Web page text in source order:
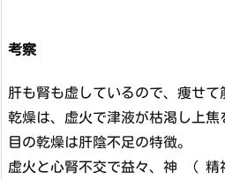
考察
肝も腎も虚しているので、痩せて
乾燥は、虚火で津液が枯渇し上焦
目の乾燥は肝陰不足の特徴。
虚火と心腎不交で益々、神 （ 精